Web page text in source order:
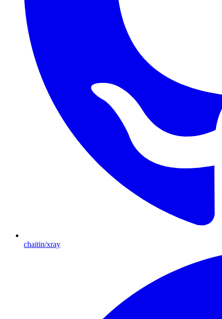
chaitin/xray